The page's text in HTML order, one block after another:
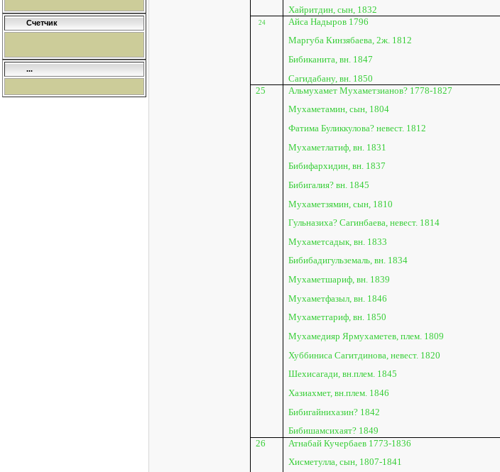
Счетчик
...
Хайритдин, сын, 1832
24
Айса Надыров 1796
Маргуба Кинзябаева, 2ж. 1812
Бибиканита, вн. 1847
Сагидабану, вн. 1850
25
Альмухамет Мухаметзианов? 1778-1827
Мухаметамин, сын, 1804
Фатима Буликкулова? невест. 1812
Мухаметлатиф, вн. 1831
Бибифархидин, вн. 1837
Бибигалия? вн. 1845
Мухаметзямин, сын, 1810
Гульназиха? Сагинбаева, невест. 1814
Мухаметсадык, вн. 1833
Бибибадигульземаль, вн. 1834
Мухаметшариф, вн. 1839
Мухаметфазыл, вн. 1846
Мухаметгариф, вн. 1850
Мухамедияр Ярмухаметев, плем. 1809
Хуббиниса Сагитдинова, невест. 1820
Шехисагади, вн.плем. 1845
Хазиахмет, вн.плем. 1846
Бибигайнихазин? 1842
Бибишамсихаят? 1849
26
Атнабай Кучербаев 1773-1836
Хисметулла, сын, 1807-1841